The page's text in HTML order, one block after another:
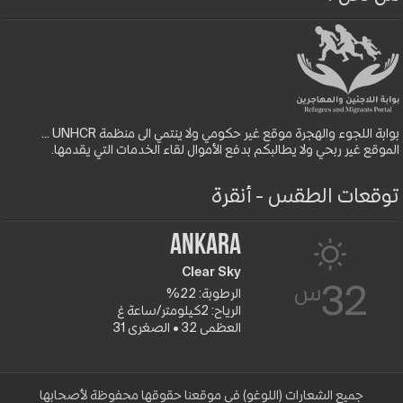
بوابة اللجوء والهجرة موقع غير حكومي ولا ينتمي الى منظمة UNHCR ...
الموقع غير ربحي ولا يطالبكم بدفع الأموال لقاء الخدمات التي يقدمها.
توقعات الطقس - أنقرة
32س
Ankara
Clear Sky
الرطوبة: 22%
الرياح: 2كيلومتر/ساعة غ
العظمى 32 • الصغرى 31
جميع الشعارات (اللوغو) في موقعنا حقوقها محفوظة لأصحابها